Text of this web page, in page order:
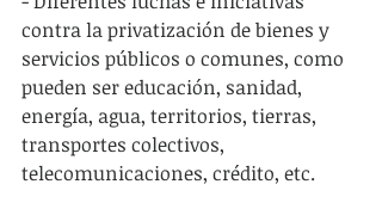
contra la privatización de bienes y
servicios públicos o comunes, como
pueden ser educación, sanidad,
energía, agua, territorios, tierras,
transportes colectivos,
telecomunicaciones, crédito, etc.